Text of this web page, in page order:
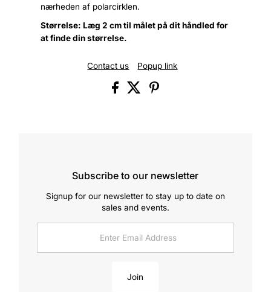
nærheden af polarcirklen.
Størrelse: Læg 2 cm til målet på dit håndled for
at finde din størrelse.
Contact us Popup link
Subscribe to our newsletter
Signup for our newsletter to stay up to date on
sales and events.
Address
Join